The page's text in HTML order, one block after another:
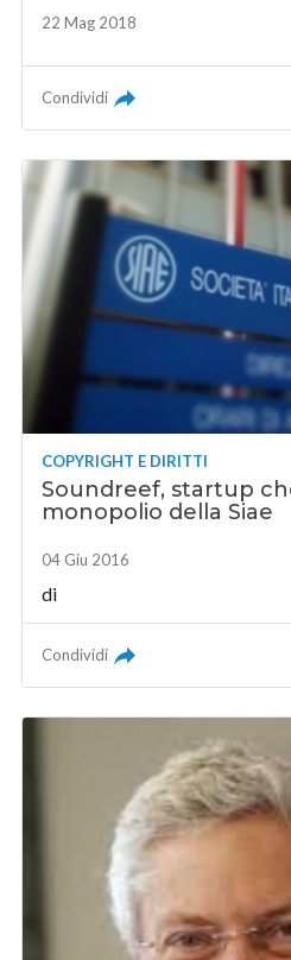
22 Mag 2018
Condividi
COPYRIGHT E DIRITTI
Soundreef, startup
monopolio della Siae
04 Giu 2016
di
Condividi